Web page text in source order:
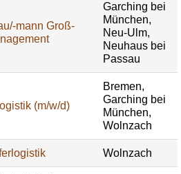
mann Groß-
Garching bei
München,
Neu-Ulm,
Neuhaus bei
Passau
(m/w/d)
Bremen,
Garching bei
München,
Wolnzach
Wolnzach